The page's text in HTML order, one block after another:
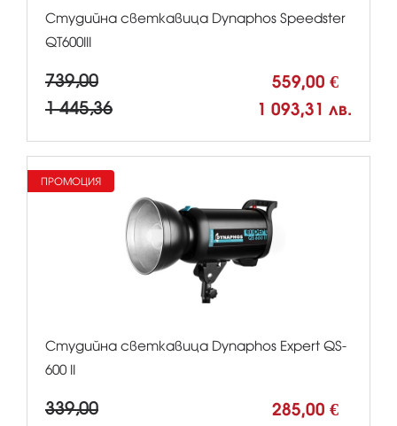
Студийна светкавица Dynaphos Speedster
QT600III
739,00 559,00 €
1 445,36 1 093,31 лв.
Студийна светкавица Dynaphos Expert QS-
600 II
339,00 285,00 €
ПРОМОЦИЯ